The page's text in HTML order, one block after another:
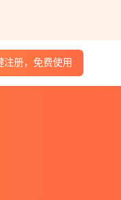
注册，免费使用